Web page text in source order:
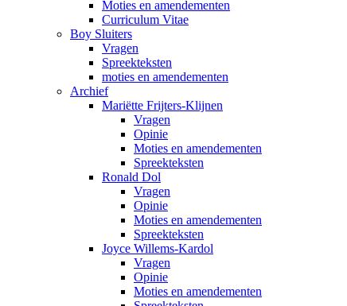
Moties en amendementen
Curriculum Vitae
Boy Sluiters
Vragen
Spreekteksten
moties en amendementen
Archief
Mariëtte Frijters-Klijnen
Vragen
Opinie
Moties en amendementen
Spreekteksten
Ronald Dol
Vragen
Opinie
Moties en amendementen
Spreekteksten
Joyce Willems-Kardol
Vragen
Opinie
Moties en amendementen